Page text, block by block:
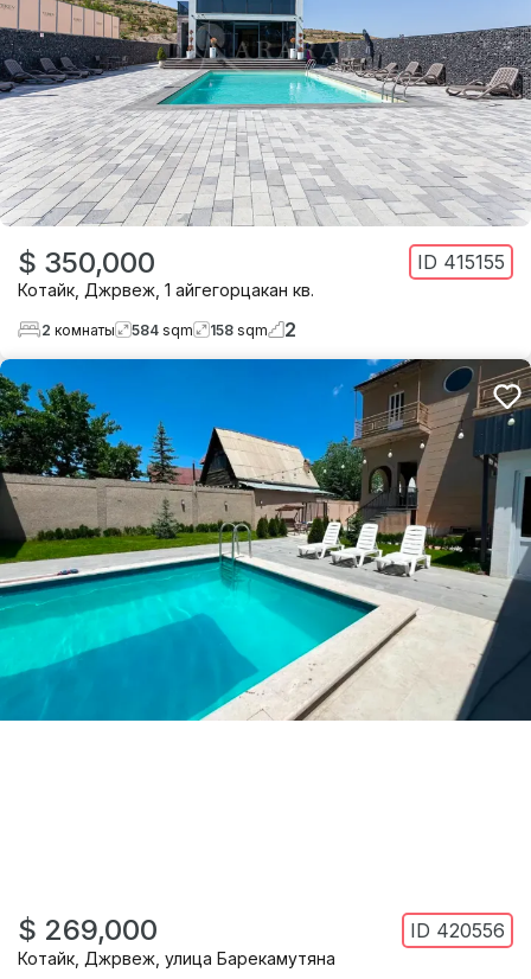
$ 350,000 ID 415155
Котайк Джрвеж 1 айгегорцакан кв.
2 комнаты 584 sqm 158 sqm 2
$ 269,000 ID 420556
Котайк Джрвеж улица Барекамутяна